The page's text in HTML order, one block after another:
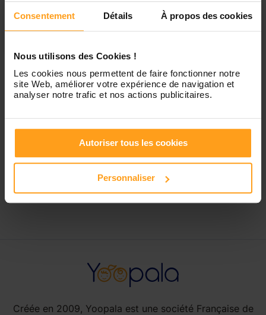
Consentement Détails À propos des cookies
Nous utilisons des Cookies !
Les cookies nous permettent de faire fonctionner notre
site Web, améliorer votre expérience de navigation et
analyser notre trafic et nos actions publicitaires.
Autoriser tous les cookies
Personnaliser
1
Emplois et jobs de gardes
d'enfants à Noisy-Le-
Créée en 2009, Yoopala est une société Française de